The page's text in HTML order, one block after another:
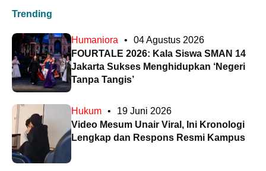
Trending
Humaniora •
04 Agustus 2026
FOURTALE 2026: Kala Siswa SMAN 14
Jakarta Sukses Menghidupkan ‘Negeri
Tanpa Tangis’
Hukum •
19 Juni 2026
Video Mesum Unair Viral, Ini Kronologi
Lengkap dan Respons Resmi Kampus